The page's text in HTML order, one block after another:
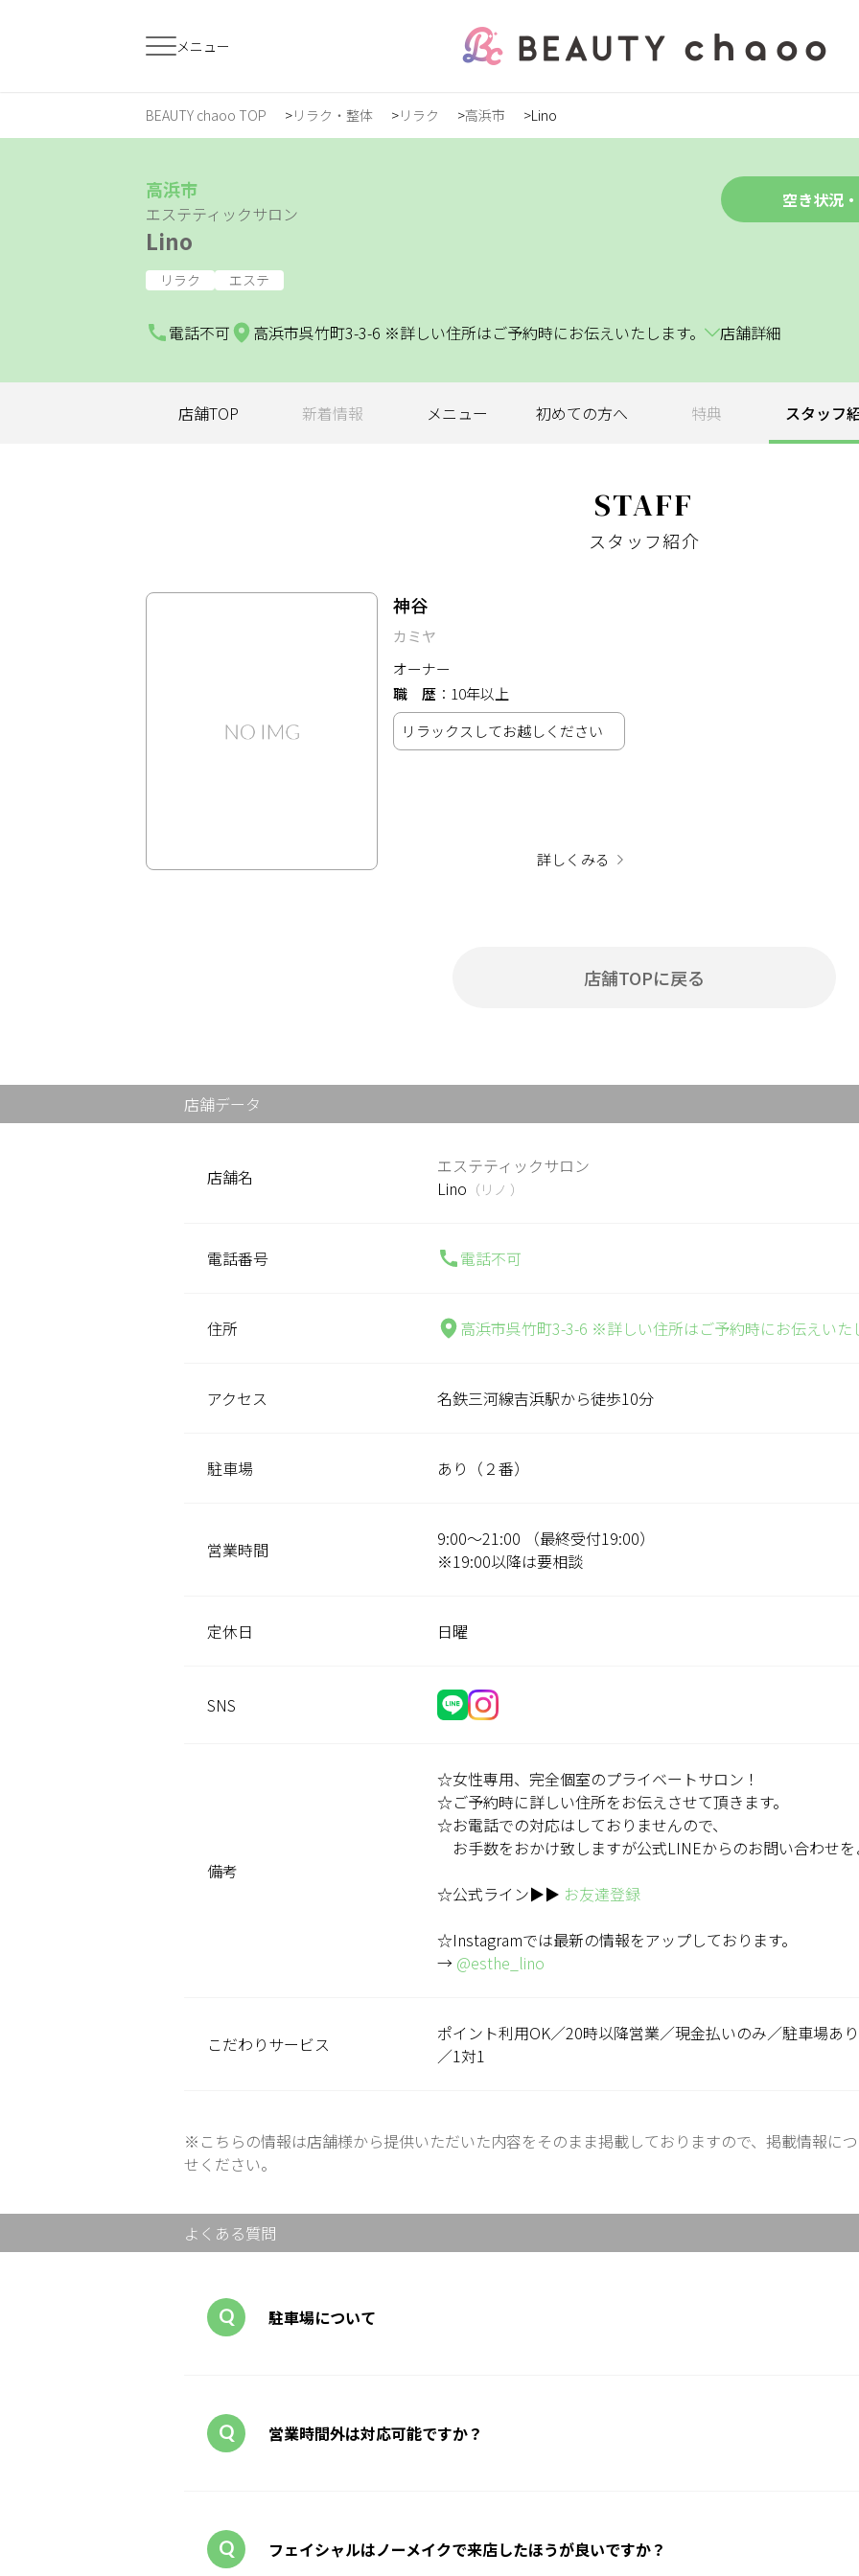
メニュー
すでに会員の方 はじめてご利用の方
ジャンルで探す
ネイル・まつげ エステ
スクール・
トレーニング
BEAUTY chaoo TOP リラク・整体 リラク 高浜市 Lino
高浜市
エステティックサロン
Lino
リラク エステ
空き状況
電話不可 高浜市呉竹町3-3-6 ※詳しい住所はご予約時にお伝えいたします。 店舗詳細
店舗TOP 新着情報 メニュー 初めての方へ 特典 スタッフ
STAFF
スタッフ紹介
神谷
カミヤ
オーナー
職歴
10年以上
リラックスしてお越しください
詳しくみる
店舗TOPに戻る
店舗データ
店舗名
エステティックサロン
Lino （リノ ）
電話番号 電話不可
住所 高浜市呉竹町3-3-6 ※詳しい住所はご予約時にお伝えいた
アクセス 名鉄三河線吉浜駅から徒歩10分
駐車場 あり（２番）
営業時間
9:00〜21:00 （最終受付19:00）
※19:00以降は要相談
定休日 日曜
SNS
備考
☆女性専用、完全個室のプライベートサロン！
☆ご予約時に詳しい住所をお伝えさせて頂きます。
☆お電話での対応はしておりませんので、
お手数をおかけ致しますが公式LINEからのお問い合わせ
☆公式ライン▶︎▶︎ お友達登録
☆Instagramでは最新の情報をアップしております。
→ @esthe_lino
こだわりサービス
ポイント利用OK／20時以降営業／現金払いのみ／駐車場あ
／1対1
※こちらの情報は店舗様から提供いただいた内容をそのまま掲載しておりますので、掲載情報に
せください。
よくある質問
駐車場について
営業時間外は対応可能ですか？
フェイシャルはノーメイクで来店したほうが良いですか？